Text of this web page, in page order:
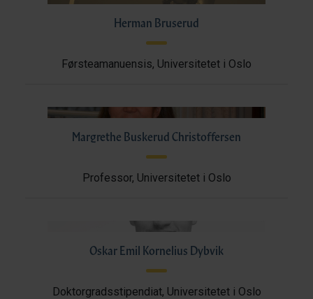
Herman Bruserud
Førsteamanuensis, Universitetet i Oslo
Margrethe Buskerud Christoffersen
Professor, Universitetet i Oslo
Oskar Emil Kornelius Dybvik
Doktorgradsstipendiat, Universitetet i Oslo